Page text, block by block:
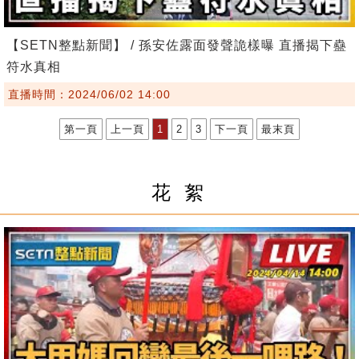
【SETN整點新聞】 / 孫安佐露面發聲詭樣曝 直播揭下蠱
符水真相
直播時間：2024/06/02 14:00
第一頁 上一頁 1 2 3 下一頁 最末頁
花 絮